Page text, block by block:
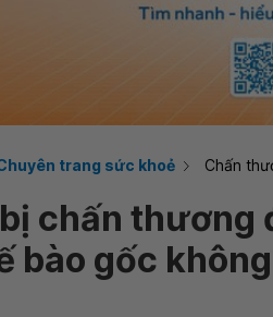
trang sức khoẻ Chấn
chấn thương
bào gốc